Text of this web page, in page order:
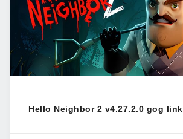
Hello Neighbor 2 v4.27.2.0 gog link